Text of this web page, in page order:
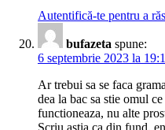
Autentifică-te pentru a
bufazeta spune:
6 septembrie 2023 la
Ar trebui sa se faca
dea la bac sa stie omul
functioneaza, nu alte
Scriu astia ca din fund,